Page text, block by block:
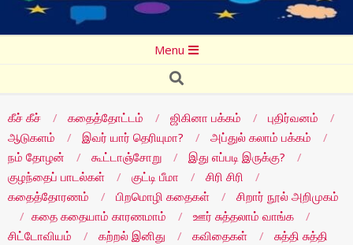
Menu
Search
கீச் கீச் கதைத்தோட்டம் ஜிகினா பக்கம்
புதிர்வனம்
ஆடுகளம்
இவர் யார் தெரியுமா?
அப்துல் கலாம் பக்கம்
நம் தோழன்
கூட்டாஞ்சோறு
இது எப்படி இருக்கு?
குழந்தைப் பாடல்கள்
குட்டி பீமா
சிரி சிரி
கதைத்தோரணம்
பிறமொழி கதைகள்
சிறார் நூல் அறிமுகம்
கதை கதையாம் காரணமாம்
ஊர் சுத்தலாம் வாங்க
சிட்டோவியம்
கற்றல் இனிது கவிதைகள்
சுத்தி சுத்தி